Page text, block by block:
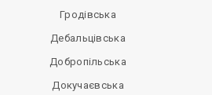
Гродівська
Дебальцівська
Добропільська
Докучаєвська